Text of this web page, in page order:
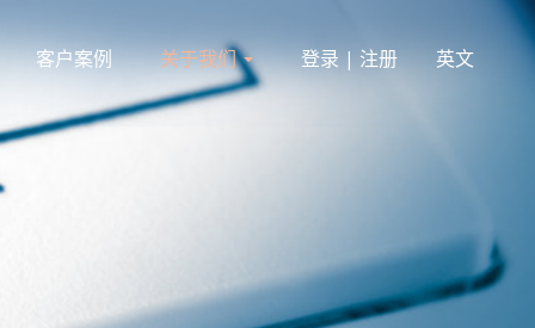
客户案例 关于我们 登录 | 注册 英文